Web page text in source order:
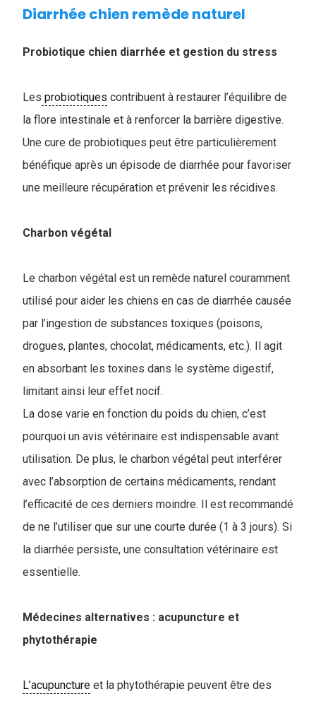
Diarrhée chien remède naturel
Probiotique chien diarrhée et gestion du stress
Les probiotiques contribuent à restaurer l’équilibre de
la flore intestinale et à renforcer la barrière digestive.
Une cure de probiotiques peut être particulièrement
bénéfique après un épisode de diarrhée pour favoriser
une meilleure récupération et prévenir les récidives.
Charbon végétal
Le charbon végétal est un remède naturel couramment
utilisé pour aider les chiens en cas de diarrhée causée
par l’ingestion de substances toxiques (poisons,
drogues, plantes, chocolat, médicaments, etc.). Il agit
en absorbant les toxines dans le système digestif,
limitant ainsi leur effet nocif.
La dose varie en fonction du poids du chien, c’est
pourquoi un avis vétérinaire est indispensable avant
utilisation. De plus, le charbon végétal peut interférer
avec l’absorption de certains médicaments, rendant
l’efficacité de ces derniers moindre. Il est recommandé
de ne l’utiliser que sur une courte durée (1 à 3 jours). Si
la diarrhée persiste, une consultation vétérinaire est
essentielle.
Médecines alternatives : acupuncture et
phytothérapie
L’acupuncture et la phytothérapie peuvent être des